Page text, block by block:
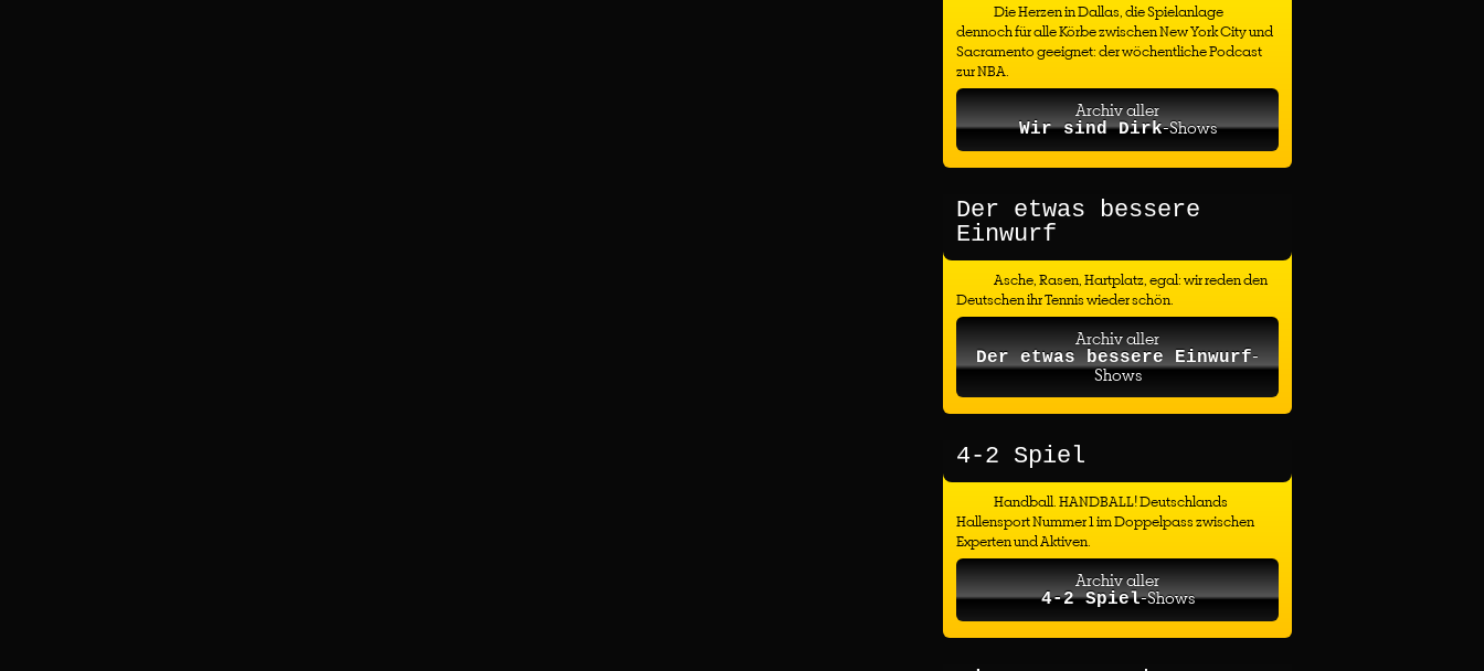
Die Herzen in Dallas, die Spielanlage
dennoch für alle Körbe zwischen New York City und
Sacramento geeignet: der wöchentliche Podcast
zur NBA.
Archiv aller
Wir sind Dirk-Shows
Der etwas bessere
Einwurf
Asche, Rasen, Hartplatz, egal: wir reden den
Deutschen ihr Tennis wieder schön.
Archiv aller
Der etwas bessere Einwurf-
Shows
4-2 Spiel
Handball. HANDBALL! Deutschlands
Hallensport Nummer 1 im Doppelpass zwischen
Experten und Aktiven.
Archiv aller
4-2 Spiel-Shows